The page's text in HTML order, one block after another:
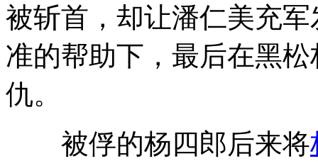
被斩首，却让潘仁美充
准的帮助下，最后在黑
仇。
被俘的杨四郎后来将